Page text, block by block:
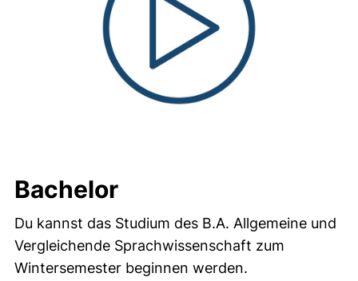
Bachelor
Du kannst das Studium des B.A. Allgemeine und
Vergleichende Sprachwissenschaft zum
Wintersemester beginnen werden.